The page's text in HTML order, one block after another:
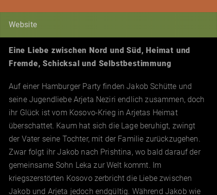
Website
Eine Liebe zwischen Nord und Süd, Heimat und
Fremde, Schicksal und Selbstbestimmung
Auf einer Hamburger Party finden Jakob Schütte und
seine Jugendliebe Arjeta Neziri endlich zusammen, doch
ihr Glück ist vom Kosovo-Krieg in Arjetas Heimat
überschattet. Kaum hat sich die Lage beruhigt, zwingt
der Vater seine Tochter, mit der Familie zurückzugehen.
Zwar folgt ihr Jakob nach Prishtina, wo bald darauf der
gemeinsame Sohn Leka zur Welt kommt. Im
kriegszerstörten Kosovo zerbricht die Liebe zwischen
Jakob und Arjeta jedoch endgültig. Während Jakob wie